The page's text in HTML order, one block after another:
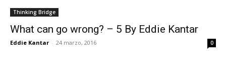
Thinking Bridge
What can go wrong? – 5 By Eddie Kantar
Eddie Kantar - 24 marzo, 2016 0